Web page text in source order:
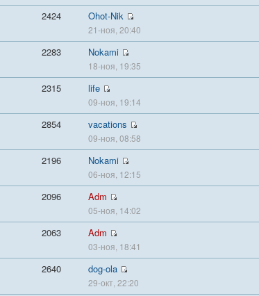
2424 Ohot-Nik
21-ноя, 20:40
2283 Nokami
18-ноя, 19:35
2315 life
09-ноя, 19:14
2854 vacations
09-ноя, 08:58
2196 Nokami
06-ноя, 12:15
2096 Adm
05-ноя, 14:02
2063 Adm
03-ноя, 18:41
2640 dog-ola
29-окт, 22:20